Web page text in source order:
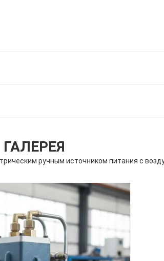
ГАЛЕРЕЯ
ручным источником питания с